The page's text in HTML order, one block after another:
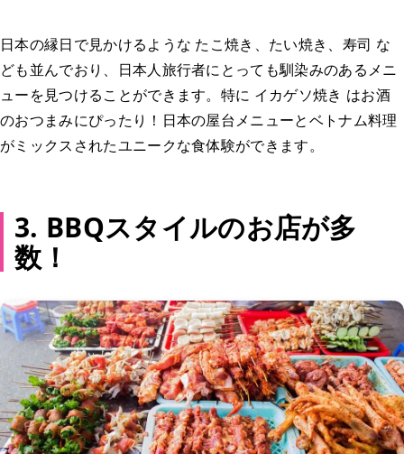
日本の縁日で見かけるような たこ焼き、たい焼き、寿司 な
ども並んでおり、日本人旅行者にとっても馴染みのあるメニ
ューを見つけることができます。特に イカゲソ焼き はお酒
のおつまみにぴったり！日本の屋台メニューとベトナム料理
がミックスされたユニークな食体験ができます。
3. BBQスタイルのお店が多
数！